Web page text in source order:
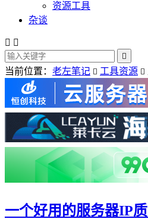
资源工具
杂谈
 

当前位置： 老左笔记  工具资源 
一个好用的服务器IP